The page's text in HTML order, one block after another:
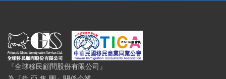
『全球移民顧問股份有限公司』